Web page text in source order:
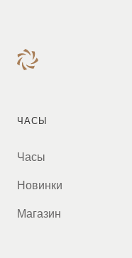
ЧАСЫ
Часы
Новинки
Магазин